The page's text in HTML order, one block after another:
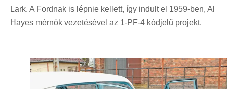
Lark. A Fordnak is lépnie kellett, így indult el 1959-ben, Al
Hayes mérnök vezetésével az 1-PF-4 kódjelű projekt.